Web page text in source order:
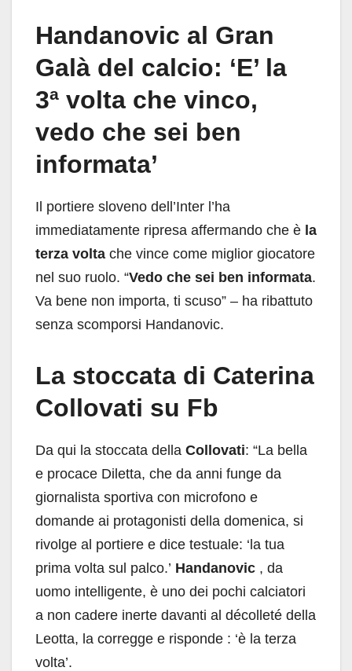
Handanovic al Gran
Galà del calcio: ‘E’ la
3ª volta che vinco,
vedo che sei ben
informata’
Il portiere sloveno dell’Inter l’ha
immediatamente ripresa affermando che è la
terza volta che vince come miglior giocatore
nel suo ruolo. “Vedo che sei ben informata.
Va bene non importa, ti scuso” – ha ribattuto
senza scomporsi Handanovic.
La stoccata di Caterina
Collovati su Fb
Da qui la stoccata della Collovati: “La bella
e procace Diletta, che da anni funge da
giornalista sportiva con microfono e
domande ai protagonisti della domenica, si
rivolge al portiere e dice testuale: ‘la tua
prima volta sul palco.’ Handanovic , da
uomo intelligente, è uno dei pochi calciatori
a non cadere inerte davanti al décolleté della
Leotta, la corregge e risponde : ‘è la terza
volta’.